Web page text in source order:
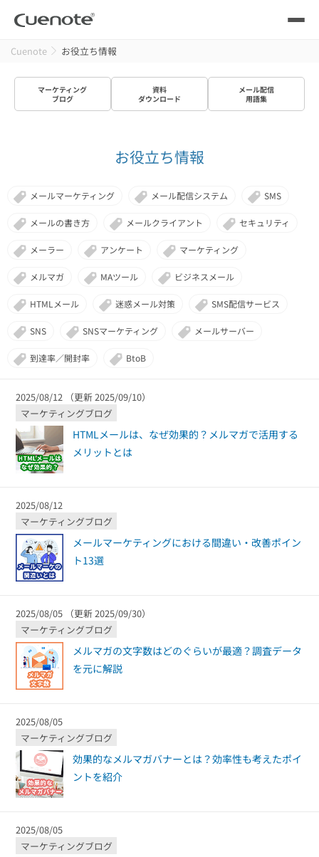
製品
メール配信システム
kintone（キントーン）メール配信
SMS配信サービス
認証サービス
Webプッシュ通知サービス
アンケートシステム・フォーム
緊急参集・安否確認
SNSプロモーション支援事業
活用シーン
会員獲得／ニーズ把握
コストを抑える
遅延なく確実・高速に送る
効果改善・顧客育成
システム連携・効率化
セキュリティ対策
デジタルマーケティング
セミナー
ブログ・各種資料
マーケティングブログ
資料ダウンロード
メール配信用語集
資料請求・お問い合わせ
（平日 10:00〜18:00）
Cuenote お役立ち情報
マーケティング
ブログ
資料
ダウンロード
メール配信
用語集
お役立ち情報
メールマーケティング メール配信システム SMS
メールの書き方 メールクライアント セキュリティ
メーラー アンケート マーケティング
メルマガ MAツール ビジネスメール
HTMLメール 迷惑メール対策 SMS配信サービス
SNS SNSマーケティング メールサーバー
到達率／開封率 BtoB
2025/08/12 （更新 2025/09/10）
マーケティングブログ
HTMLメールは、なぜ効果的？メルマガで活用する
メリットとは
2025/08/12
マーケティングブログ
メールマーケティングにおける間違い・改善ポイン
ト13選
2025/08/05 （更新 2025/09/30）
マーケティングブログ
メルマガの文字数はどのぐらいが最適？調査データ
を元に解説
2025/08/05
マーケティングブログ
効果的なメルマガバナーとは？効率性も考えたポイ
ントを紹介
2025/08/05
マーケティングブログ